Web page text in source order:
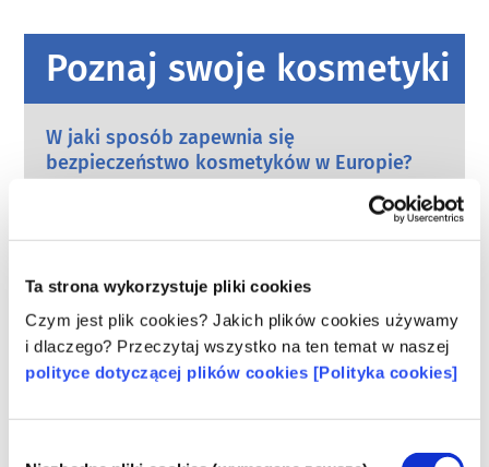
Ta strona wykorzystuje pliki cookies
Czym jest plik cookies? Jakich plików cookies używamy
i dlaczego? Przeczytaj wszystko na ten temat w naszej
polityce dotyczącej plików cookies [Polityka cookies]
Poznaj swoje kosmetyki
W jaki sposób zapewnia się
bezpieczeństwo kosmetyków w Europie?
kosmetyczne i higieny osobistej sprzedawane
wspólnie ponoszą odpowiedzialność za
Co należy wiedzieć o substancjach
zaburzających gospodarkę hormonalną
(ED)?
Niektórym składnikom stosowanym w
„substancjami zaburzającymi gospodarkę